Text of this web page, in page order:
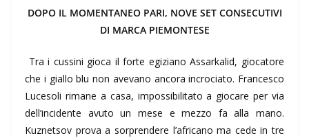
DOPO IL MOMENTANEO PARI, NOVE SET CONSECUTIVI
DI MARCA PIEMONTESE
Tra i cussini gioca il forte egiziano Assarkalid, giocatore
che i giallo blu non avevano ancora incrociato. Francesco
Lucesoli rimane a casa, impossibilitato a giocare per via
dell’incidente avuto un mese e mezzo fa alla mano.
Kuznetsov prova a sorprendere l’africano ma cede in tre